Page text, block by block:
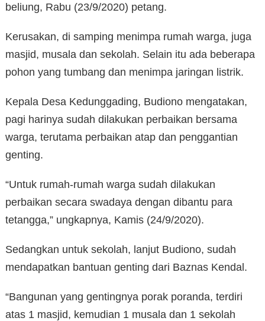
beliung, Rabu (23/9/2020) petang.
Kerusakan, di samping menimpa rumah warga, juga
masjid, musala dan sekolah. Selain itu ada beberapa
pohon yang tumbang dan menimpa jaringan listrik.
Kepala Desa Kedunggading, Budiono mengatakan,
pagi harinya sudah dilakukan perbaikan bersama
warga, terutama perbaikan atap dan penggantian
genting.
“Untuk rumah-rumah warga sudah dilakukan
perbaikan secara swadaya dengan dibantu para
tetangga,” ungkapnya, Kamis (24/9/2020).
Sedangkan untuk sekolah, lanjut Budiono, sudah
mendapatkan bantuan genting dari Baznas Kendal.
“Bangunan yang gentingnya porak poranda, terdiri
atas 1 masjid, kemudian 1 musala dan 1 sekolah